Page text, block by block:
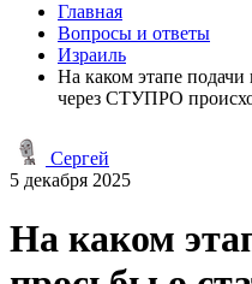
Главная
Вопросы и ответы
Израиль
На каком этапе подачи
через СТУПРО
Сергей
5 декабря 2025
На каком